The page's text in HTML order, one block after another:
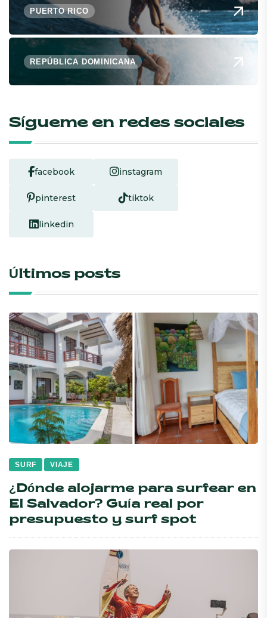
PUERTO RICO
REPÚBLICA DOMINICANA
Sígueme en redes sociales
facebook instagram
pinterest tiktok
linkedin
Últimos posts
SURF VIAJE
¿Dónde alojarme para surfear en
El Salvador? Guía real por
presupuesto y surf spot